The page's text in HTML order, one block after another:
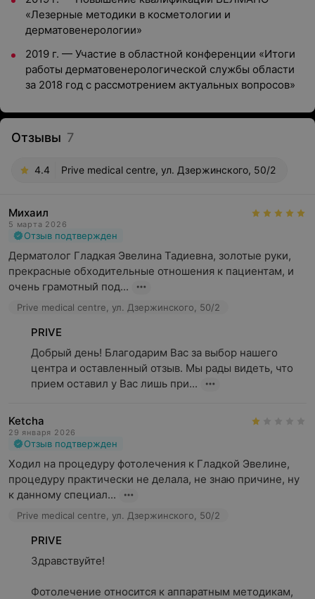
«Лезерные методики в косметологии и
дерматовенерологии»
2019 г. — Участие в областной конференции «Итоги
работы дерматовенерологической службы области
за 2018 год с рассмотрением актуальных вопросов»
Отзывы 7
4.4 Prive medical centre, ул. Дзержинского, 50/2
Михаил
5 марта 2026
Отзыв подтвержден
Дерматолог Гладкая Эвелина Тадиевна, золотые руки,
прекрасные обходительные отношения к пациентам, и
очень грамотный под...
Prive medical centre, ул. Дзержинского, 50/2
PRIVE
Добрый день! Благодарим Вас за выбор нашего
центра и оставленный отзыв. Мы рады видеть, что
прием оставил у Вас лишь при...
Ketcha
29 января 2026
Отзыв подтвержден
Ходил на процедуру фотолечения к Гладкой Эвелине,
процедуру практически не делала, не знаю причине, ну
к данному специал...
Prive medical centre, ул. Дзержинского, 50/2
PRIVE
Здравствуйте!
Фотолечение относится к аппаратным методикам,